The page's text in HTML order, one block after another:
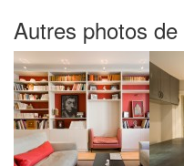
Autres photos de